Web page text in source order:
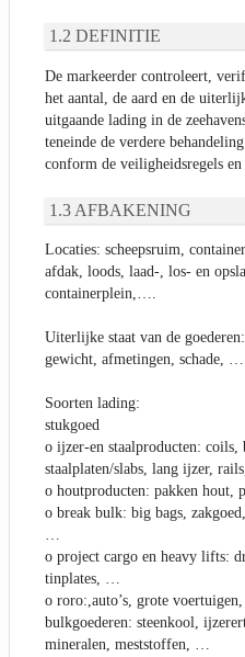
DEFINITIE
De markeerder controleert,
het aantal, de aard en de
uitgaande lading in de
teneinde de verdere
conform de veiligheidsregels
AFBAKENING
Locaties: scheepsruim,
afdak, loods, laad-, los- en
containerplein,….
Uiterlijke staat van de
gewicht, afmetingen, schade, …
Soorten lading:
stukgoed
o ijzer-en staalproducten:
staalplaten/slabs, lang ijzer,
o houtproducten: pakken
o break bulk: big bags,
…
o project cargo en heavy lifts:
tinplates, …
o roro:,auto’s, grote
bulkgoederen: steenkool,
mineralen, meststoffen, …